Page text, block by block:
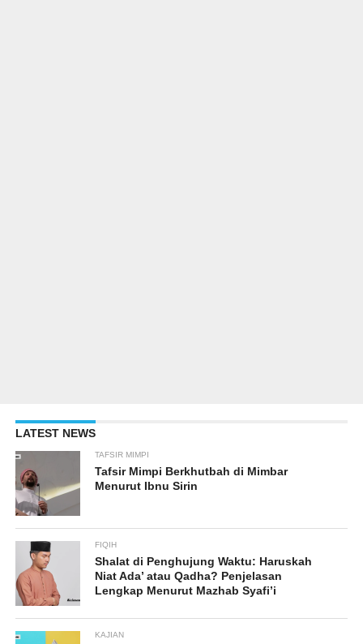
LATEST NEWS
TAFSIR MIMPI
Tafsir Mimpi Berkhutbah di Mimbar
Menurut Ibnu Sirin
FIQIH
Shalat di Penghujung Waktu: Haruskah
Niat Ada’ atau Qadha? Penjelasan
Lengkap Menurut Mazhab Syafi’i
KAJIAN